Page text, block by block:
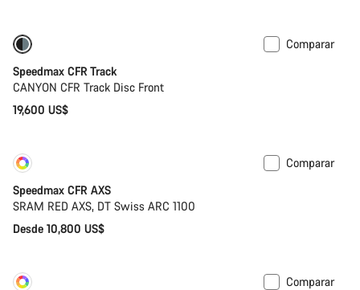
Comparar
Speedmax CFR Track
CANYON CFR Track Disc Front
19,600 US$
Comparar
Speedmax CFR AXS
SRAM RED AXS, DT Swiss ARC 1100
Desde 10,800 US$
Comparar